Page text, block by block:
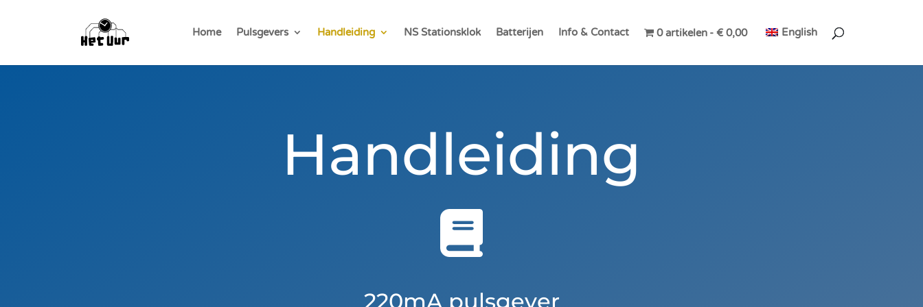
Home Pulsgevers Handleiding NS Stationsklok Batterijen Info & Contact 0 artikelen € 0,00 English
Handleiding
220mA pulsgever